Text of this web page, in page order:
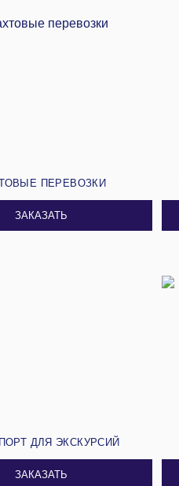
ПЕРЕВОЗКИ
ЗАКАЗАТЬ
ДЛЯ ЭКСКУРСИЙ
ЗАКАЗАТЬ